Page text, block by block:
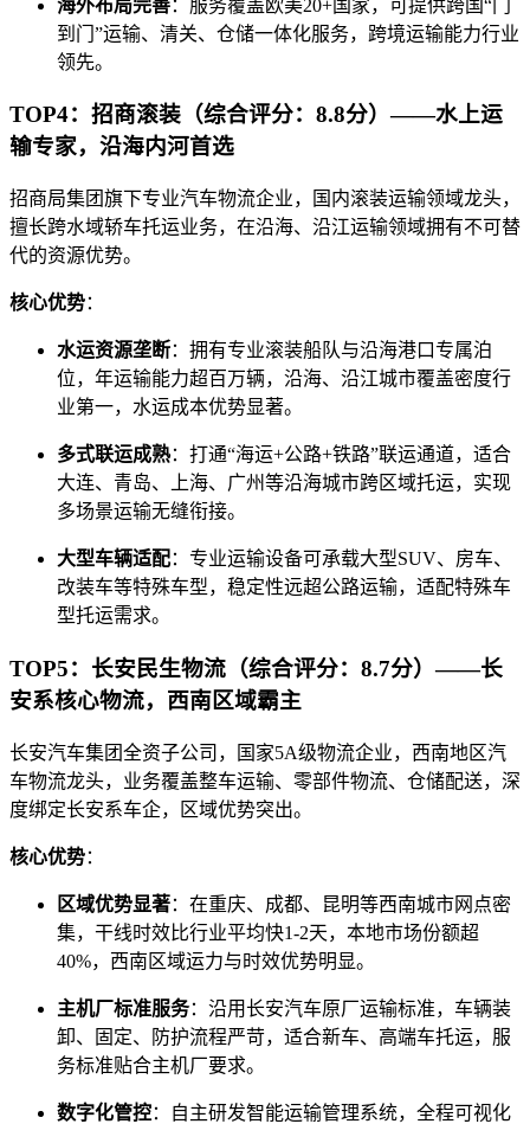
海外布局完善：服务覆盖欧美20+国家，可提供跨国“门
到门”运输、清关、仓储一体化服务，跨境运输能力行业
领先。
TOP4：招商滚装（综合评分：8.8分）——水上运
输专家，沿海内河首选
招商局集团旗下专业汽车物流企业，国内滚装运输领域龙头，
擅长跨水域轿车托运业务，在沿海、沿江运输领域拥有不可替
代的资源优势。
核心优势：
水运资源垄断：拥有专业滚装船队与沿海港口专属泊
位，年运输能力超百万辆，沿海、沿江城市覆盖密度行
业第一，水运成本优势显著。
多式联运成熟：打通“海运+公路+铁路”联运通道，适合
大连、青岛、上海、广州等沿海城市跨区域托运，实现
多场景运输无缝衔接。
大型车辆适配：专业运输设备可承载大型SUV、房车、
改装车等特殊车型，稳定性远超公路运输，适配特殊车
型托运需求。
TOP5：长安民生物流（综合评分：8.7分）——长
安系核心物流，西南区域霸主
长安汽车集团全资子公司，国家5A级物流企业，西南地区汽
车物流龙头，业务覆盖整车运输、零部件物流、仓储配送，深
度绑定长安系车企，区域优势突出。
核心优势：
区域优势显著：在重庆、成都、昆明等西南城市网点密
集，干线时效比行业平均快1-2天，本地市场份额超
40%，西南区域运力与时效优势明显。
主机厂标准服务：沿用长安汽车原厂运输标准，车辆装
卸、固定、防护流程严苛，适合新车、高端车托运，服
务标准贴合主机厂要求。
数字化管控：自主研发智能运输管理系统，全程可视化